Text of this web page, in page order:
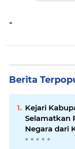
-
Berita
Kejari
Selamatkan
Negara dari